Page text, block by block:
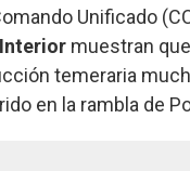
Unificado
muestran
temeraria
en la rambla de